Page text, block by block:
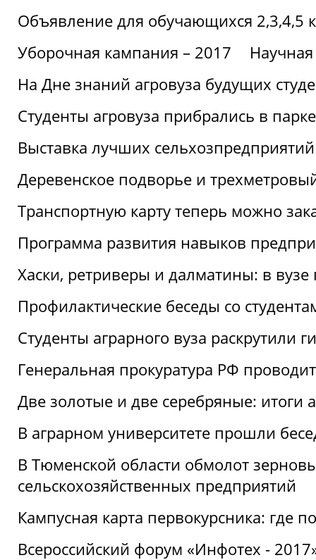
Объявление для обучающихся 2,3,4,5
Уборочная кампания – 2017
На Дне знаний агровуза будущих
Студенты агровуза прибрались в
Выставка лучших
Деревенское подворье и
Транспортную карту теперь можно
Программа развития навыков
Хаски, ретриверы и далматины: в вузе
Профилактические беседы со
Студенты аграрного вуза раскрутили
Генеральная прокуратура РФ
Две золотые и две серебряные:
В аграрном университете прошли
В Тюменской области обмолот
сельскохозяйственных предприятий
Кампусная карта первокурсника: где
Всероссийский форум «Инфотех -